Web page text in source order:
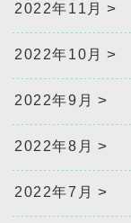
2022年11月
2022年10月
2022年9月
2022年8月
2022年7月